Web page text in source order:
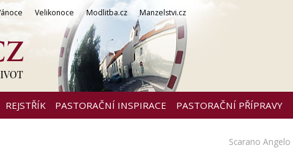
Velikonoce Modlitba.cz Manzelstvi.cz
REJSTŘÍK PASTORAČNÍ INSPIRACE PASTORAČNÍ PŘÍPRAVY
Scarano Angelo